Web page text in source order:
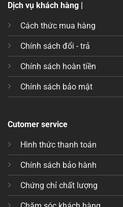
Dịch vụ khách hàng |
Cách thức mua hàng
Chính sách đổi - trả
Chính sách hoàn tiền
Chính sách bảo mật
Cutomer service
Hình thức thanh toán
Chính sách bảo hành
Chứng chỉ chất lượng